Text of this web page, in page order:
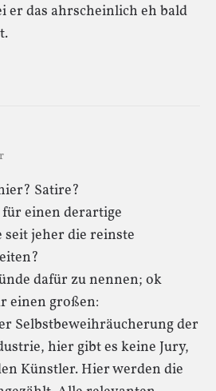
er das ahrscheinlich eh bald
Satire?
einen derartige
jeher die reinste
dafür zu nennen; ok
einen großen:
Selbstbeweihräucherung der
hier gibt es keine Jury,
Künstler. Hier werden die